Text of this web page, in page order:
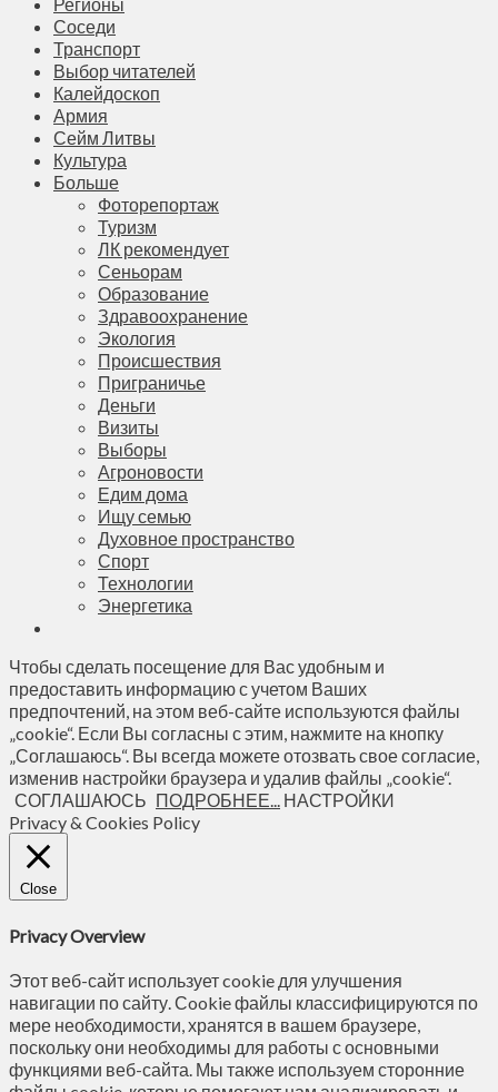
Соседи
Транспорт
Выбор читателей
Калейдоскоп
Армия
Сейм Литвы
Культура
Больше
Фоторепортаж
Туризм
ЛК рекомендует
Сеньорам
Образование
Здравоохранение
Экология
Происшествия
Приграничье
Деньги
Визиты
Выборы
Агроновости
Едим дома
Ищу семью
Духовное пространство
Спорт
Технологии
Энергетика
Чтобы сделать посещение для Вас удобным и
предоставить информацию с учетом Ваших
предпочтений, на этом веб-сайте используются файлы
„cookie“. Если Вы согласны с этим, нажмите на кнопку
„Соглашаюсь“. Вы всегда можете отозвать свое согласие,
изменив настройки браузера и удалив файлы „cookie“.
СОГЛАШАЮСЬ ПОДРОБНЕЕ... НАСТРОЙКИ
Privacy & Cookies Policy
Close
Privacy Overview
Этот веб-сайт использует cookie для улучшения
навигации по сайту. Сookie файлы классифицируются по
мере необходимости, хранятся в вашем браузере,
поскольку они необходимы для работы с основными
функциями веб-сайта. Мы также используем сторонние